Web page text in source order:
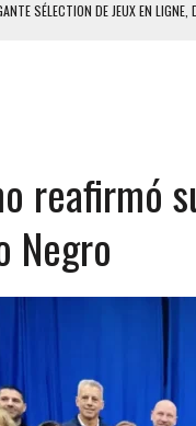
INTELIGENTES
INCRÍVEIS AO EXPLORAR O
JEUX EN LIGNE, DÉCOUVREZ
reafirmó
Negro